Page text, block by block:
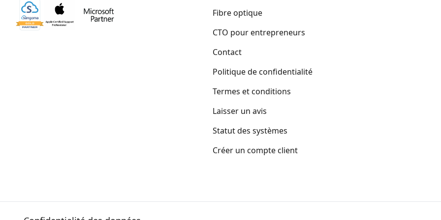
Fibre optique
CTO pour entrepreneurs
Contact
Politique de confidentialité
Termes et conditions
Laisser un avis
Statut des systèmes
Créer un compte client